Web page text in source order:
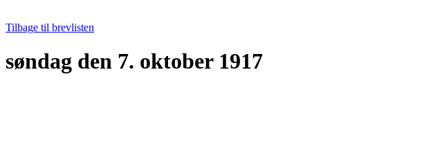
Tilbage til brevlisten
søndag den 7. oktober 1917